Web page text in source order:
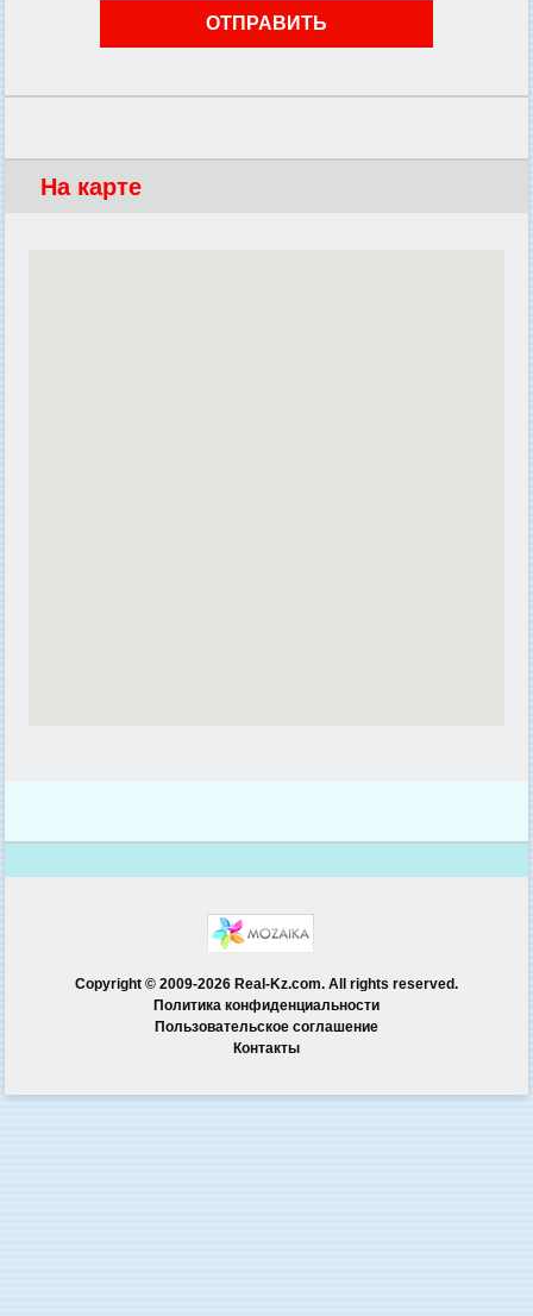
На карте
Copyright © 2009-2026 Real-Kz.com. All rights reserved.
Политика конфиденциальности
Пользовательское соглашение
Контакты